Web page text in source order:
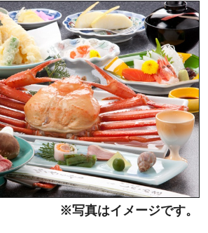
※写真はイメージです。